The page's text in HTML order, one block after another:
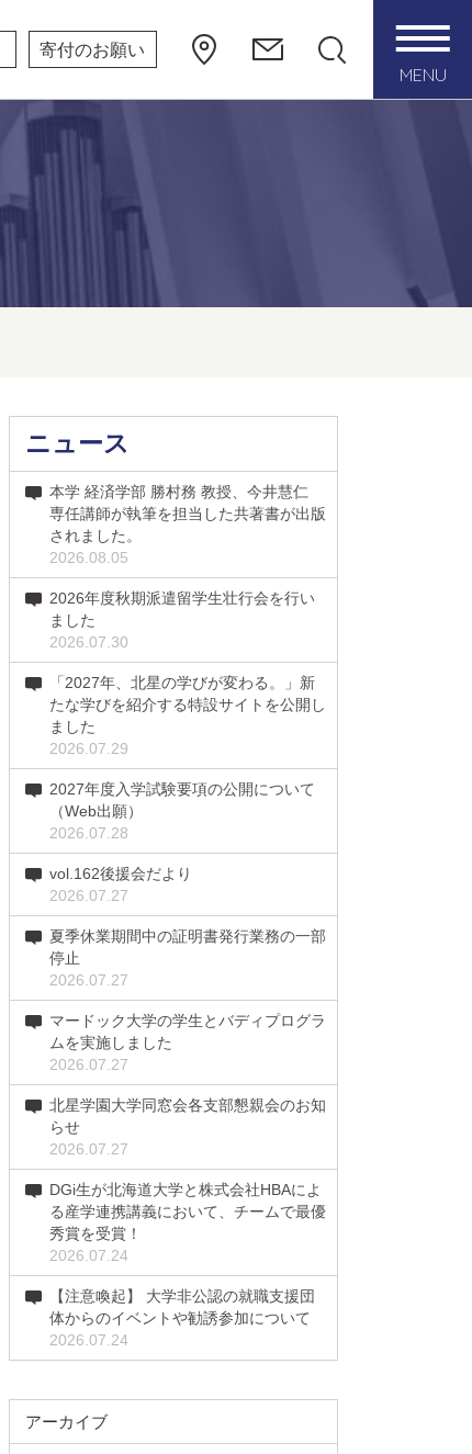
寄付のお願い
MENU
ニュース
本学 経済学部 勝村務 教授、今井慧仁
専任講師が執筆を担当した共著書が出版
されました。
2026.08.05
2026年度秋期派遣留学生壮行会を行い
ました
2026.07.30
「2027年、北星の学びが変わる。」新
たな学びを紹介する特設サイトを公開し
ました
2026.07.29
2027年度入学試験要項の公開について
（Web出願）
2026.07.28
vol.162後援会だより
2026.07.27
夏季休業期間中の証明書発行業務の一部
停止
2026.07.27
マードック大学の学生とバディプログラ
ムを実施しました
2026.07.27
北星学園大学同窓会各支部懇親会のお知
らせ
2026.07.27
DGi生が北海道大学と株式会社HBAによ
る産学連携講義において、チームで最優
秀賞を受賞！
2026.07.24
【注意喚起】 大学非公認の就職支援団
体からのイベントや勧誘参加について
2026.07.24
アーカイブ